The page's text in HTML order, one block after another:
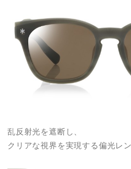
乱反射光を遮断し、
クリアな視界を実現する偏光レ